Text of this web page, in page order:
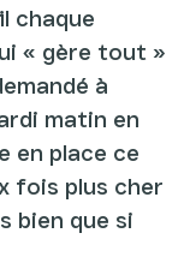
chaque
« gère tout »
à
matin en
en place ce
fois plus cher
bien que si